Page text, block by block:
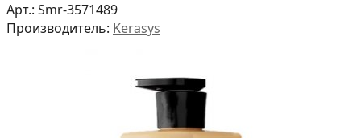
Арт.: Smr-3571489
Производитель: Kerasys